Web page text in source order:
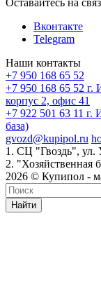
Оставайтесь на
Вконтакте
Telegram
Наши контакты
+7 950 168 65 52
+7 950 168 65 52 г.
корпус 2, офис 41
+7 922 501 63 11 г.
база)
gvozd@kupipol.ru
1. СЦ "Гвоздь", ул.
2. "Хозяйственная
2026 © Купипол -
Найти